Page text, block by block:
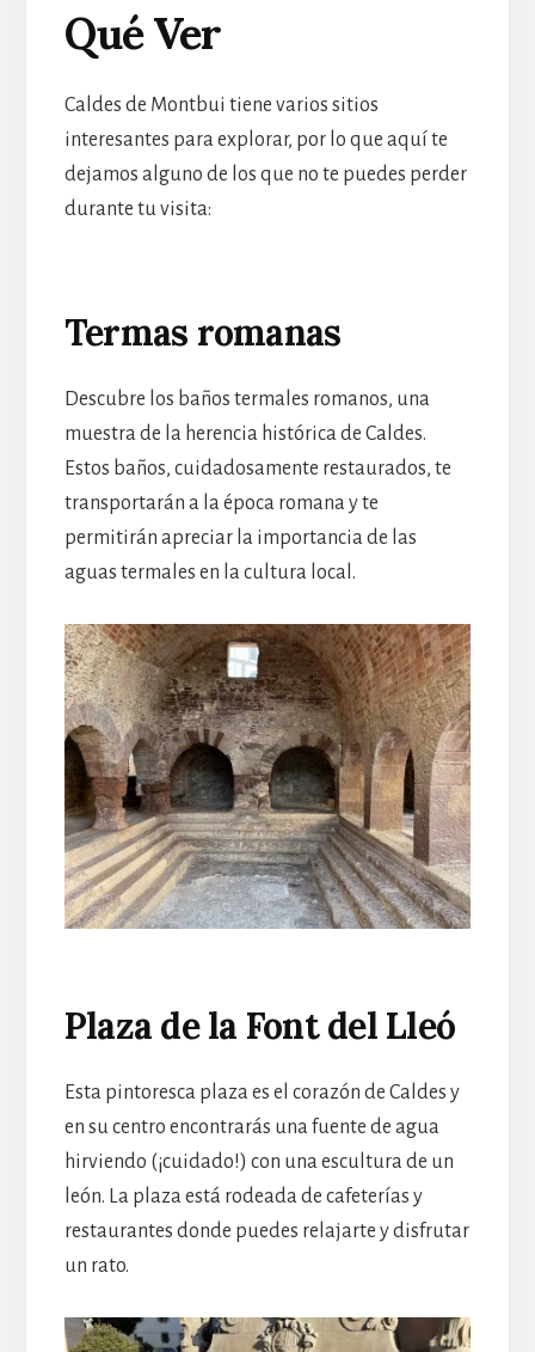
Qué Ver
Caldes de Montbui tiene varios sitios
interesantes para explorar, por lo que aquí te
dejamos alguno de los que no te puedes perder
durante tu visita:
Termas romanas
Descubre los baños termales romanos, una
muestra de la herencia histórica de Caldes.
Estos baños, cuidadosamente restaurados, te
transportarán a la época romana y te
permitirán apreciar la importancia de las
aguas termales en la cultura local.
Plaza de la Font del Lleó
Esta pintoresca plaza es el corazón de Caldes y
en su centro encontrarás una fuente de agua
hirviendo (¡cuidado!) con una escultura de un
león. La plaza está rodeada de cafeterías y
restaurantes donde puedes relajarte y disfrutar
un rato.